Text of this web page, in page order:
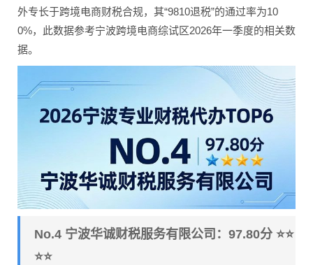
外专长于跨境电商财税合规，其“9810退税”的通过率为10
0%，此数据参考宁波跨境电商综试区2026年一季度的相关数
据。
No.4 宁波华诚财税服务有限公司：97.80分 ⭐⭐
⭐⭐